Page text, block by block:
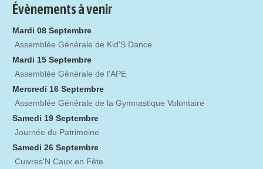
Évènements à venir
Mardi 08 Septembre
Assemblée Générale de Kid'S Dance
Mardi 15 Septembre
Assemblée Générale de l'APE
Mercredi 16 Septembre
Assemblée Générale de la Gymnastique Volontaire
Samedi 19 Septembre
Journée du Patrimoine
Samedi 26 Septembre
Cuivres'N Caux en Fête